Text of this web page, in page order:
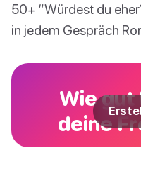
50+ “Würdest du
in jedem Gespräch
Wie gut
deine